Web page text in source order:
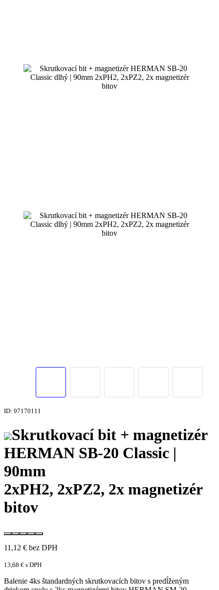
ID: 97170111
Skrutkovací bit + magnetizér
HERMAN SB-20 Classic |
90mm
2xPH2, 2xPZ2, 2x magnetizér
bitov
11,12 € bez DPH
13,68 € s DPH
Balenie 4ks štandardných skrutkovacích bitov s predĺženým